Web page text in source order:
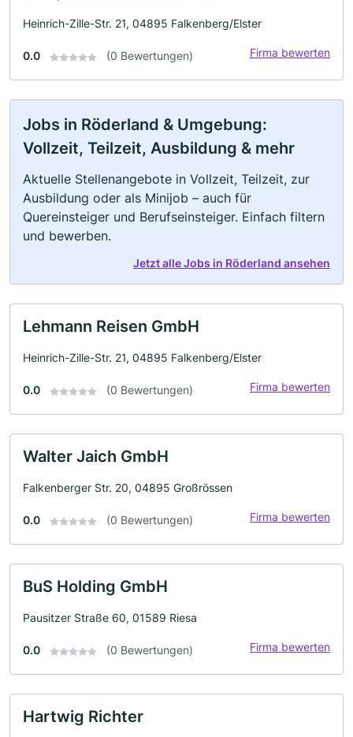
Heinrich-Zille-Str. 21, 04895 Falkenberg/Elster
0.0 (0 Bewertungen) Firma bewerten
Jobs in Röderland & Umgebung:
Vollzeit, Teilzeit, Ausbildung & mehr
Aktuelle Stellenangebote in Vollzeit, Teilzeit, zur
Ausbildung oder als Minijob – auch für
Quereinsteiger und Berufseinsteiger. Einfach filtern
und bewerben.
Jetzt alle Jobs in Röderland ansehen
Lehmann Reisen GmbH
Heinrich-Zille-Str. 21, 04895 Falkenberg/Elster
0.0 (0 Bewertungen) Firma bewerten
Walter Jaich GmbH
Falkenberger Str. 20, 04895 Großrössen
0.0 (0 Bewertungen) Firma bewerten
BuS Holding GmbH
Pausitzer Straße 60, 01589 Riesa
0.0 (0 Bewertungen) Firma bewerten
Hartwig Richter